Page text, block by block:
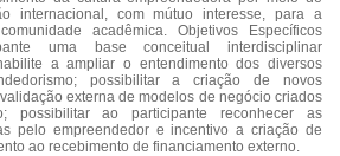
internacional, com mútuo interesse, para a
acadêmica. Objetivos Específicos
uma base conceitual interdisciplinar
a ampliar o entendimento dos diversos
possibilitar a criação de novos
externa de modelos de negócio criados
possibilitar ao participante reconhecer as
pelo empreendedor e incentivo a criação de
ao recebimento de financiamento externo.